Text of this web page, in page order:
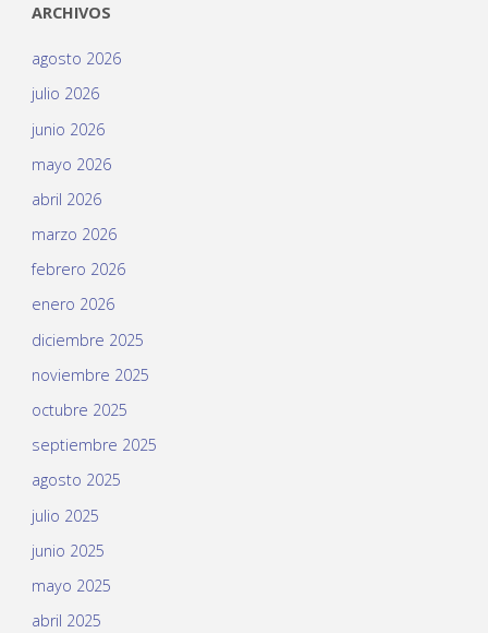
ARCHIVOS
agosto 2026
julio 2026
junio 2026
mayo 2026
abril 2026
marzo 2026
febrero 2026
enero 2026
diciembre 2025
noviembre 2025
octubre 2025
septiembre 2025
agosto 2025
julio 2025
junio 2025
mayo 2025
abril 2025